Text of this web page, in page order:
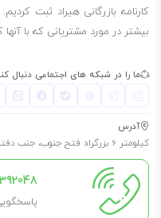
کارنامه بازرگانی هیراد ثبت
بیشتر در مورد مشتریانی که با
ما را در شبکه های اجتماعی دنبال
آدرس
کیلومتر 6 بزرگراه فتح جنوب، جنب دفتر خدمات الکترونیک شهر، پلاک 588 و 600
پاسخگویی